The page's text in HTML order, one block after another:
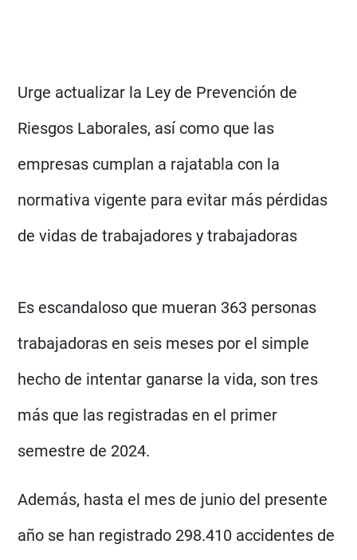
Urge actualizar la Ley de Prevención de
Riesgos Laborales, así como que las
empresas cumplan a rajatabla con la
normativa vigente para evitar más pérdidas
de vidas de trabajadores y trabajadoras
Es escandaloso que mueran 363 personas
trabajadoras en seis meses por el simple
hecho de intentar ganarse la vida, son tres
más que las registradas en el primer
semestre de 2024.
Además, hasta el mes de junio del presente
año se han registrado 298.410 accidentes de